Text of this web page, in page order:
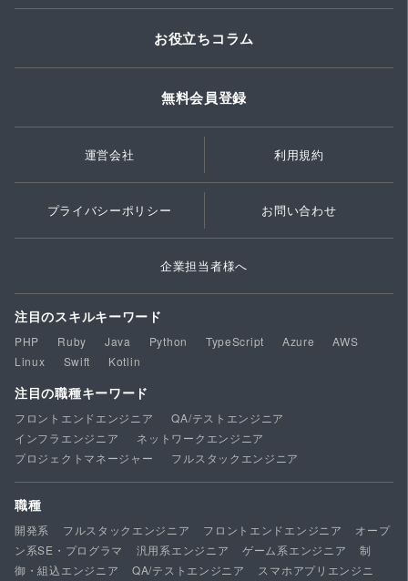
お役立ちコラム
無料会員登録
運営会社 利用規約
プライバシーポリシー お問い合わせ
企業担当者様へ
注目のスキルキーワード
PHP Ruby Java Python TypeScript Azure
AWS
Linux
Swift Kotlin
注目の職種キーワード
フロントエンドエンジニア
QA/テストエンジニア
インフラエンジニア
ネットワークエンジニア
プロジェクトマネージャー
フルスタックエンジニア
職種
開発系 フルスタックエンジニア フロントエンドエンジニア
オープ
ン系SE・プログラマ
汎用系エンジニア ゲーム系エンジニア
制
御・組込エンジニア
QA/テストエンジニア
スマホアプリエンジニ